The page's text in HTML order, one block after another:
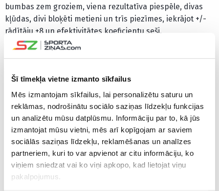
Šī tīmekļa vietne izmanto sīkfailus
Mēs izmantojam sīkfailus, lai personalizētu saturu un
reklāmas, nodrošinātu sociālo saziņas līdzekļu funkcijas
un analizētu mūsu datplūsmu. Informāciju par to, kā jūs
izmantojat mūsu vietni, mēs arī kopīgojam ar saviem
sociālās saziņas līdzekļu, reklamēšanas un analīzes
partneriem, kuri to var apvienot ar citu informāciju, ko
viņiem sniedzat vai ko viņi apkopo, kad lietojat viņu
pakalpojumus.
bumbas zem groziem, viena rezultatīva piespēle, divas
kļūdas, divi bloķēti metieni un trīs piezīmes, iekrājot +/-
rādītāju +8 un efektivitātes koeficientu seši.
pārstāvētā Mursijas UCAM ar 14 uzvarām un 15
zaudējumiem ir desmitā, “Rio Breogan” ar 13 panākumiem
29 mačos – 11.vietā, bet Kārļa Šiliņa un Ingus Jakoviča
pārstāvētā “Coruna” ar sešām uzvarām 29 spēlēs ieņem
pēdējo vietu 18 komandu čempionātā.
CITAS ZIŅAS NO ŠĪS KATEGORIJAS